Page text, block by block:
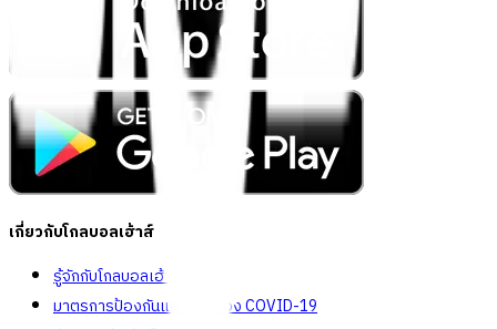
เกี่ยวกับโกลบอลเฮ้าส์
รู้จักกับโกลบอลเฮ้าส์
มาตรการป้องกันและคัดกรอง COVID-19